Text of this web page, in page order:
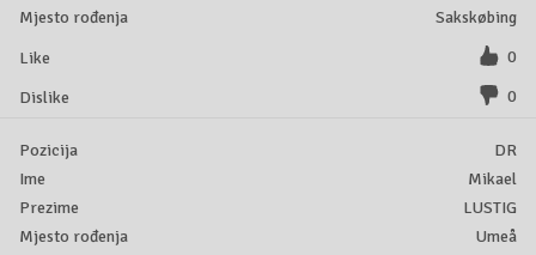
Sakskøbing
0
0
DR
Mikael
LUSTIG
Umeå